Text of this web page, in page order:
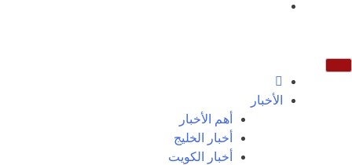
الأخبار
أهم الأخبار
أخبار الخليج
أخبار الكويت